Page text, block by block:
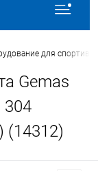
для
Gemas
304
(14312)